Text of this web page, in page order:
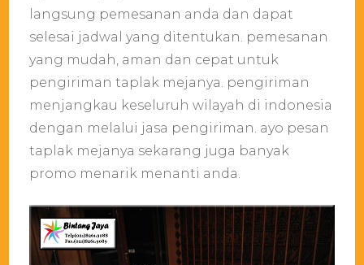
langsung pemesanan anda dan dapat
selesai jadwal yang ditentukan. pemesanan
yang mudah, aman dan cepat untuk
pengiriman taplak mejanya. pengiriman
menjangkau keseluruh wilayah di indonesia
dengan melalui jasa pengiriman. ayo pesan
taplak mejanya sekarang juga banyak
promo menarik menanti anda.